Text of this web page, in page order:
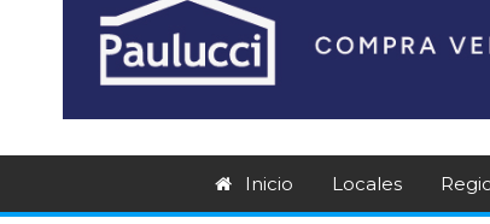
Inicio Locales